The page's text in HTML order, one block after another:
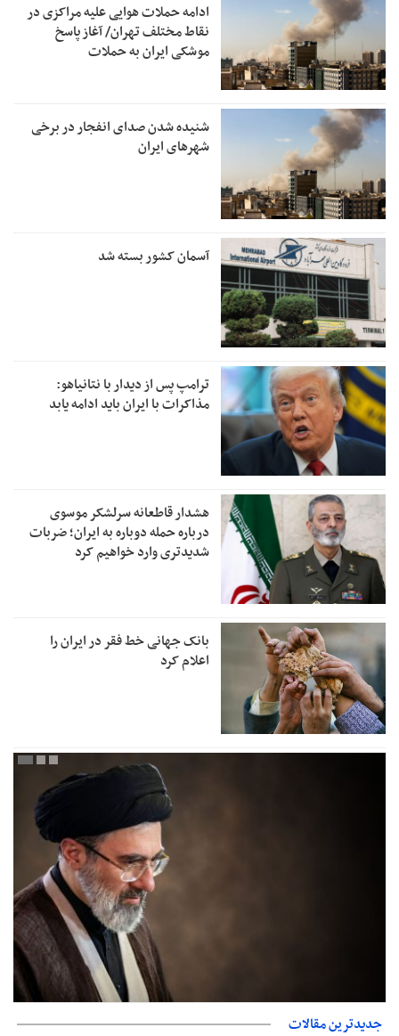
ادامه حملات هوایی علیه مراکزی در
نقاط مختلف تهران/ آغاز پاسخ
موشکی ایران به حملات
شنیده شدن صدای انفجار در برخی
شهرهای ایران
آسمان کشور بسته شد
ترامپ پس از دیدار با نتانیاهو:
مذاکرات با ایران باید ادامه یابد
هشدار قاطعانه سرلشکر موسوی
درباره حمله دوباره به ایران؛ ضربات
شدیدتری وارد خواهیم کرد
بانک جهانی خط فقر در ایران را
اعلام کرد
جدیدترین مقالات